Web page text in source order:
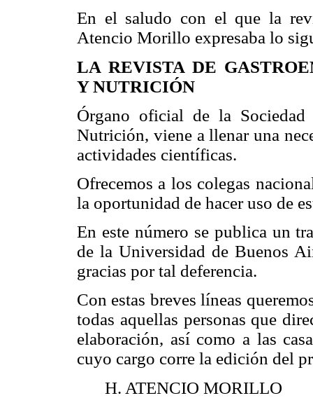
En el saludo con el que la
Atencio Morillo expresaba lo
LA REVISTA DE
Y NUTRICIÓN
Órgano oficial de la Sociedad
Nutrición, viene a llenar una
actividades científicas.
Ofrecemos a los colegas
la oportunidad de hacer uso de
En este número se publica un
de la Universidad de Buenos
gracias por tal deferencia.
Con estas breves líneas
todas aquellas personas que
elaboración, así como a las
cuyo cargo corre la edición del
H. ATENCIO MORILLO